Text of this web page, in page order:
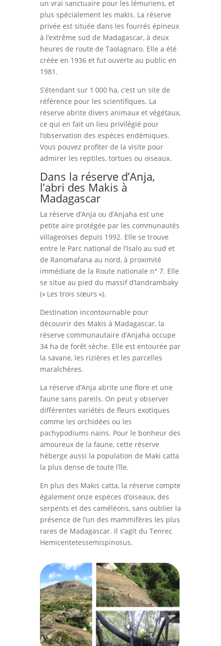
un vrai sanctuaire pour les lémuriens, et
plus spécialement les makis. La réserve
privée est située dans les fourrés épineux
à l’extrême sud de Madagascar, à deux
heures de route de Taolagnaro. Elle a été
créée en 1936 et fut ouverte au public en
1981.
S’étendant sur 1 000 ha, c’est un site de
référence pour les scientifiques. La
réserve abrite divers animaux et végétaux,
ce qui en fait un lieu privilégié pour
l’observation des espèces endémiques.
Vous pouvez profiter de la visite pour
admirer les reptiles, tortues ou oiseaux.
Dans la réserve d’Anja,
l’abri des Makis à
Madagascar
La réserve d’Anja ou d’Anjaha est une
petite aire protégée par les communautés
villageoises depuis 1992. Elle se trouve
entre le Parc national de l’Isalo au sud et
de Ranomafana au nord, à proximité
immédiate de la Route nationale n° 7. Elle
se situe au pied du massif d’Iandrambaky
(« Les trois sœurs »).
Destination incontournable pour
découvrir des Makis à Madagascar, la
réserve communautaire d’Anjaha occupe
34 ha de forêt sèche. Elle est entourée par
la savane, les rizières et les parcelles
maraîchères.
La réserve d’Anja abrite une flore et une
faune sans pareils. On peut y observer
différentes variétés de fleurs exotiques
comme les orchidées ou les
pachypodiums nains. Pour le bonheur des
amoureux de la faune, cette réserve
héberge aussi la population de Maki catta
la plus dense de toute l’île.
En plus des Makis catta, la réserve compte
également onze espèces d’oiseaux, des
serpents et des caméléons, sans oublier la
présence de l’un des mammifères les plus
rares de Madagascar. Il s’agit du Tenrec
Hemicentetessemispinosus.